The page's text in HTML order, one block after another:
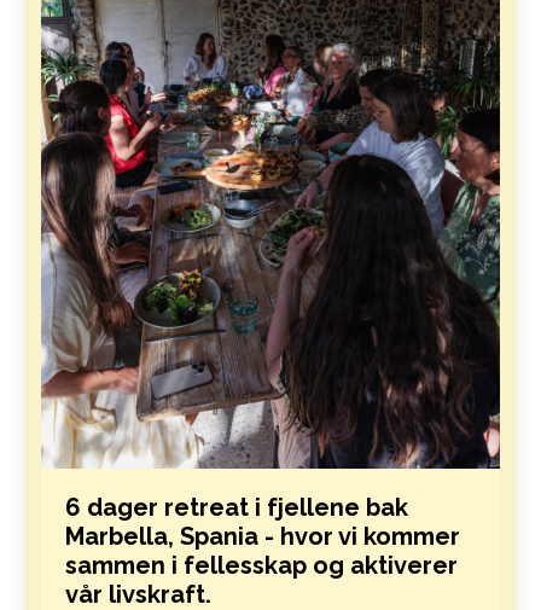
6 dager retreat i fjellene bak
Marbella, Spania - hvor vi kommer
sammen i fellesskap og aktiverer
vår livskraft.